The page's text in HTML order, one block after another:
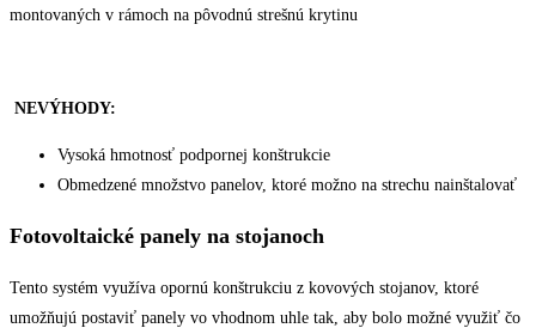
montovaných v rámoch na pôvodnú strešnú krytinu
NEVÝHODY:
Vysoká hmotnosť podpornej konštrukcie
Obmedzené množstvo panelov, ktoré možno na strechu nainštalovať
Fotovoltaické panely na stojanoch
Tento systém využíva opornú konštrukciu z kovových stojanov, ktoré
umožňujú postaviť panely vo vhodnom uhle tak, aby bolo možné využiť čo